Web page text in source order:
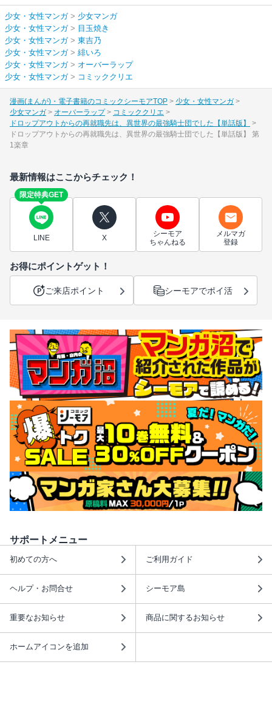
少女・女性マンガ> 少女マンガ
少女・女性マンガ> 目玉焼き
少女・女性マンガ> 東吉乃
少女・女性マンガ> 緋いろ
少女・女性マンガ> オーバーラップ
少女・女性マンガ> コミッククリエ
漫画(まんが)・電子書籍のコミックシーモアTOP
少女・女性マンガ
少女マンガ
オーバーラップ
コミッククリエ
ドロップアウトからの再就職先は、異世界の最強騎士団でした【単話版】
ドロップアウトからの再就職先は、異世界の最強騎士団でした【単話版】 第
1楽章
最新情報はここからチェック！
限定特典GET
LINE X
シーモア
ちゃんねる
メルマガ
登録
お得にポイントゲット！
ご来店ポイント シーモアでポイ活
サポートメニュー
初めての方へ ご利用ガイド
ヘルプ・お問合せ シーモア島
重要なお知らせ 商品に関するお知らせ
ホームアイコンを追加